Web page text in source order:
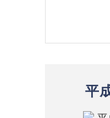
平